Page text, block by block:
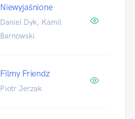
Niewyjaśnione
Daniel Dyk, Kamil
Barnowski
Filmy Friendz
Piotr Jerzak